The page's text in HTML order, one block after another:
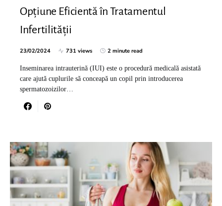
Opțiune Eficientă în Tratamentul
Infertilității
23/02/2024 731 views 2 minute read
Inseminarea intrauterină (IUI) este o procedură medicală asistată
care ajută cuplurile să conceapă un copil prin introducerea
spermatozoizilor…